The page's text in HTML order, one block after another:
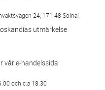
24, 171 48 Solna!
utmärkelse
vår e-handelssida
och c:a 18.30